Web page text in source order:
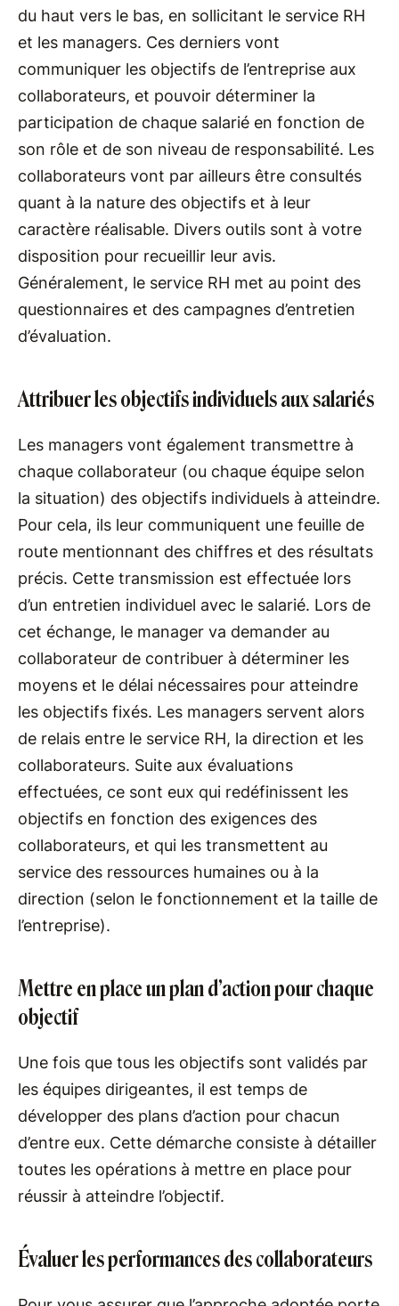
du haut vers le bas, en sollicitant le service RH
et les managers. Ces derniers vont
communiquer les objectifs de l’entreprise aux
collaborateurs, et pouvoir déterminer la
participation de chaque salarié en fonction de
son rôle et de son niveau de responsabilité. Les
collaborateurs vont par ailleurs être consultés
quant à la nature des objectifs et à leur
caractère réalisable. Divers outils sont à votre
disposition pour recueillir leur avis.
Généralement, le service RH met au point des
questionnaires et des campagnes d’entretien
d’évaluation.
Attribuer les objectifs individuels aux salariés
Les managers vont également transmettre à
chaque collaborateur (ou chaque équipe selon
la situation) des objectifs individuels à atteindre.
Pour cela, ils leur communiquent une feuille de
route mentionnant des chiffres et des résultats
précis. Cette transmission est effectuée lors
d’un entretien individuel avec le salarié. Lors de
cet échange, le manager va demander au
collaborateur de contribuer à déterminer les
moyens et le délai nécessaires pour atteindre
les objectifs fixés. Les managers servent alors
de relais entre le service RH, la direction et les
collaborateurs. Suite aux évaluations
effectuées, ce sont eux qui redéfinissent les
objectifs en fonction des exigences des
collaborateurs, et qui les transmettent au
service des ressources humaines ou à la
direction (selon le fonctionnement et la taille de
l’entreprise).
Mettre en place un plan d’action pour chaque
objectif
Une fois que tous les objectifs sont validés par
les équipes dirigeantes, il est temps de
développer des plans d’action pour chacun
d’entre eux. Cette démarche consiste à détailler
toutes les opérations à mettre en place pour
réussir à atteindre l’objectif.
Évaluer les performances des collaborateurs